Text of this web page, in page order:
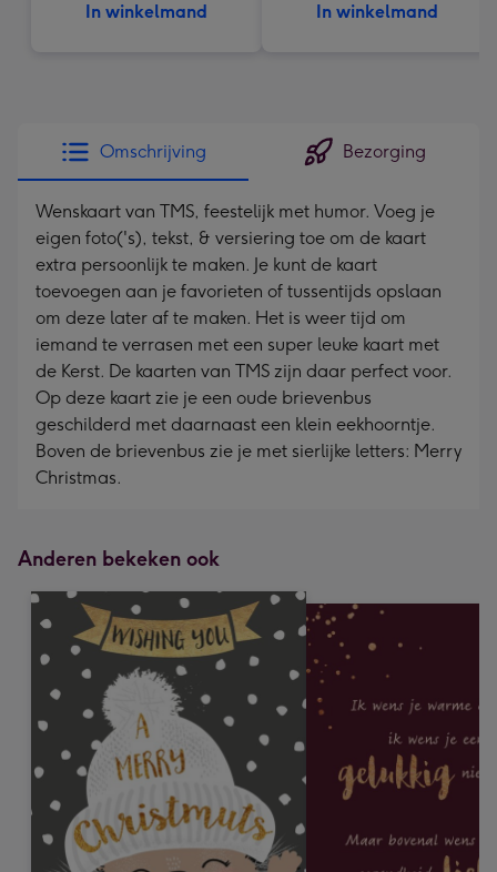
In winkelmand In winkelmand
Omschrijving Bezorging
Wenskaart van TMS, feestelijk met humor. Voeg je
eigen foto('s), tekst, & versiering toe om de kaart
extra persoonlijk te maken. Je kunt de kaart
toevoegen aan je favorieten of tussentijds opslaan
om deze later af te maken. Het is weer tijd om
iemand te verrasen met een super leuke kaart met
de Kerst. De kaarten van TMS zijn daar perfect voor.
Op deze kaart zie je een oude brievenbus
geschilderd met daarnaast een klein eekhoorntje.
Boven de brievenbus zie je met sierlijke letters: Merry
Christmas.
Anderen bekeken ook